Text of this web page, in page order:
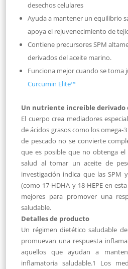
desechos celulares
Ayuda a mantener un equilibrio
apoya el rejuvenecimiento de
Contiene precursores SPM
derivados del aceite marino.
Funciona mejor cuando se toma
Curcumin Elite™
Un nutriente increíble derivado
El cuerpo crea mediadores
de ácidos grasos como los omega-
de pescado no se convierte
que es posible que no obtenga
salud al tomar un aceite de
investigación indica que las SPM
(como 17-HDHA y 18-HEPE en
mejores para promover una
saludable.
Detalles de producto
Un régimen dietético saludable
promuevan una respuesta
aquellos que ayudan a
inflamatoria saludable.1 Los